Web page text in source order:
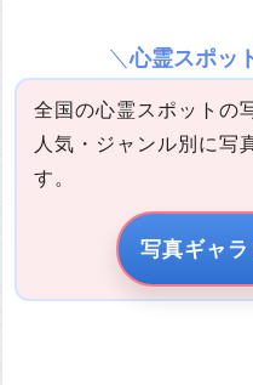
写真の説明
心霊スポッ
全国の心霊スポットの
人気・ジャンル別に写
す。
写真ギャ